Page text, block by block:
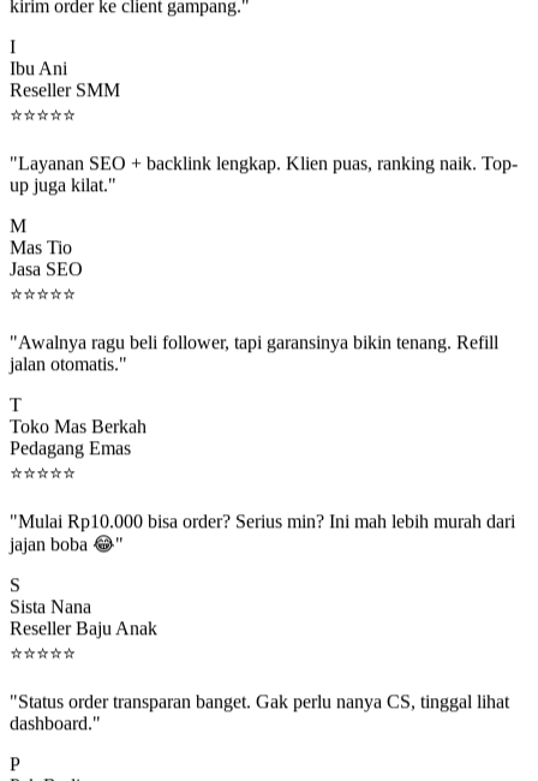
Ibu Ani
Reseller SMM
⭐⭐⭐⭐⭐
up juga kilat."
Mas Tio
Jasa SEO
⭐⭐⭐⭐⭐
jalan otomatis."
Toko Mas Berkah
Pedagang Emas
⭐⭐⭐⭐⭐
jajan boba 😂"
Sista Nana
Reseller Baju Anak
⭐⭐⭐⭐⭐
dashboard."
Pak Budi